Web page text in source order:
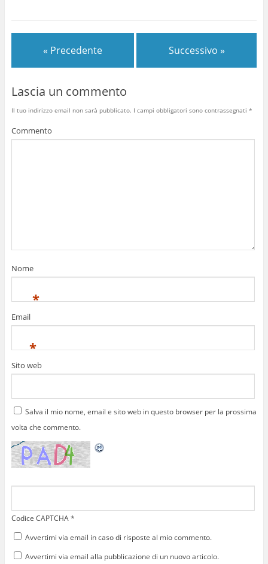
« Precedente Successivo »
Lascia un commento
Il tuo indirizzo email non sarà pubblicato. I campi obbligatori sono contrassegnati *
Commento
Nome
*
Email
*
Sito web
Salva il mio nome, email e sito web in questo browser per la prossima
volta che commento.
Codice CAPTCHA*
Avvertimi via email in caso di risposte al mio commento.
Avvertimi via email alla pubblicazione di un nuovo articolo.